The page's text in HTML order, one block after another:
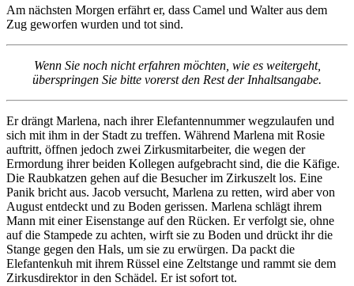
Am nächsten Morgen erfährt er, dass Camel und Walter aus dem
Zug geworfen wurden und tot sind.
Wenn Sie noch nicht erfahren möchten, wie es weitergeht,
überspringen Sie bitte vorerst den Rest der Inhaltsangabe.
Er drängt Marlena, nach ihrer Elefantennummer wegzulaufen und
sich mit ihm in der Stadt zu treffen. Während Marlena mit Rosie
auftritt, öffnen jedoch zwei Zirkusmitarbeiter, die wegen der
Ermordung ihrer beiden Kollegen aufgebracht sind, die die Käfige.
Die Raubkatzen gehen auf die Besucher im Zirkuszelt los. Eine
Panik bricht aus. Jacob versucht, Marlena zu retten, wird aber von
August entdeckt und zu Boden gerissen. Marlena schlägt ihrem
Mann mit einer Eisenstange auf den Rücken. Er verfolgt sie, ohne
auf die Stampede zu achten, wirft sie zu Boden und drückt ihr die
Stange gegen den Hals, um sie zu erwürgen. Da packt die
Elefantenkuh mit ihrem Rüssel eine Zeltstange und rammt sie dem
Zirkusdirektor in den Schädel. Er ist sofort tot.